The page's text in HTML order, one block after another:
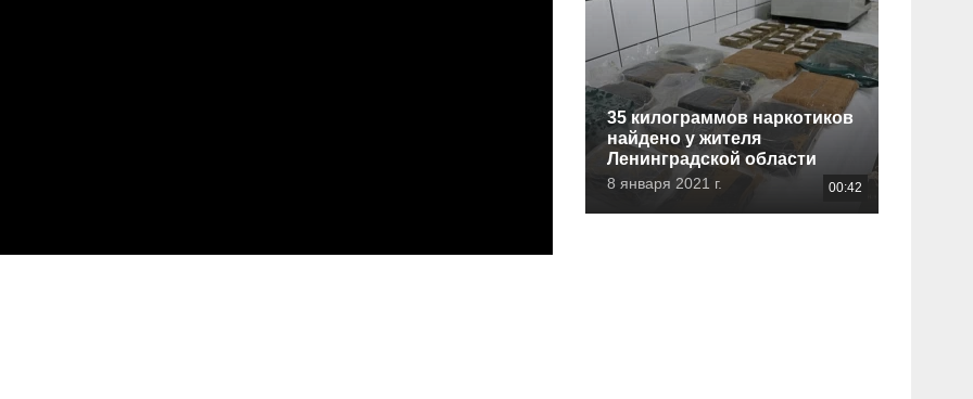
35 килограммов наркотиков
найдено у жителя
Ленинградской области
8 января 2021 г. 00:42